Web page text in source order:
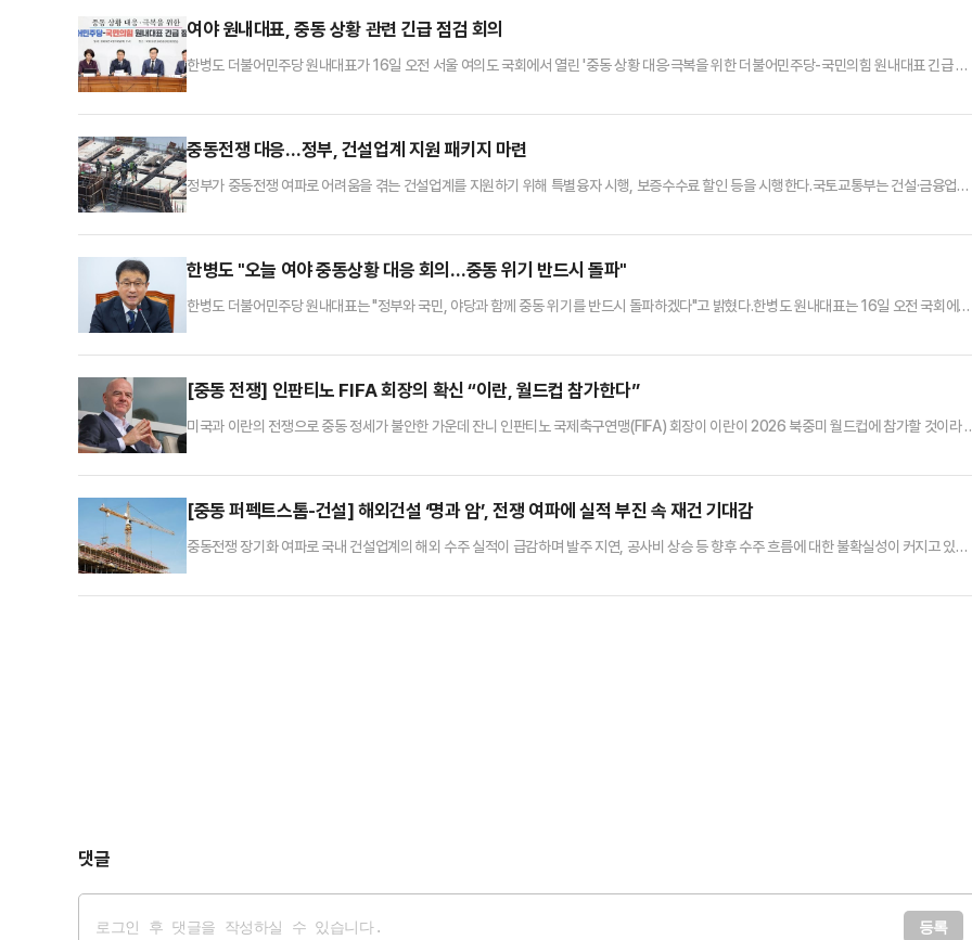
여야 원내대표, 중동 상황 관련 긴급 점검 회의
한병도 더불어민주당 원내대표가 16일 오전 서울 여의도 국회에서 열린 '중동 상황 대응·극복을 위한 더불어민주당-국민의힘 원내대표 긴급 점
중동전쟁 대응…정부, 건설업계 지원 패키지 마련
정부가 중동전쟁 여파로 어려움을 겪는 건설업계를 지원하기 위해 특별융자 시행, 보증수수료 할인 등을 시행한다.국토교통부는 건설·금융업권
키지를 시행한다고 16일 밝혔다.우선 정부는 중동상황으로 인해 경영상 어려움을 겪고 있는 건설사의 유동성 확보를 지원하기 위해 두 공제조
한병도 "오늘 여야 중동상황 대응 회의…중동 위기 반드시 돌파"
한병도 더불어민주당 원내대표는 "정부와 국민, 야당과 함께 중동 위기를 반드시 돌파하겠다"고 밝혔다.한병도 원내대표는 16일 오전 국회에서
현안 보고를 받고 대응 방안을 마련하는 자리"라며 이같이 말했다.한 원내대표는 "강훈식 대통령 특사는 최근 중동 4개국 방문을 통해 3개월 이
[중동 전쟁] 인판티노 FIFA 회장의 확신 “이란, 월드컵 참가한다”
미국과 이란의 전쟁으로 중동 정세가 불안한 가운데 잔니 인판티노 국제축구연맹(FIFA) 회장이 이란이 2026 북중미 월드컵에 참가할 것이라
는 질문에 “네, 이란 대표팀은 확실히 옵니다”라고 답했다.2월 28일부터 시작된 미국과 이란의 전쟁으로 인해 현재 이란의 월드컵 참가 여부는
[중동 퍼펙트스톰-건설] 해외건설 ‘명과 암’, 전쟁 여파에 실적 부진 속 재건 기대감
중동전쟁 장기화 여파로 국내 건설업계의 해외 수주 실적이 급감하며 발주 지연, 공사비 상승 등 향후 수주 흐름에 대한 불확실성이 커지고 있다.
건설 수주액은 20억3739만 달러(148건)로 지난해 1분기 수주액 82억1225만 달러 대비 75.2% 급감했다.실적 급감의 가장 큰 원인으로는
댓글